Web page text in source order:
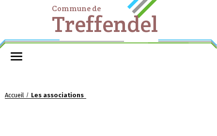
Commune de
Treffendel
Accueil / Les associations